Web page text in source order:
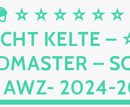
⭐ ⭐ ⭐ ⭐
KELTE – ⭐⭐
–
2024-2026